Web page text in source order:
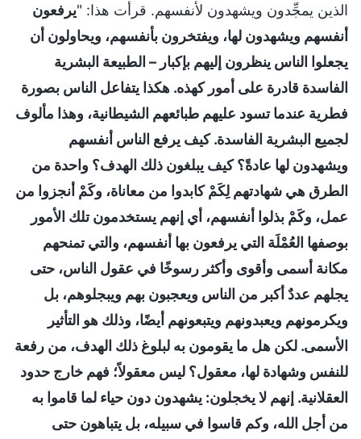
الذين يمجِّدون ويشهدون لأنفسهم. قرأت هذا: "يرفعون
أنفسهم ويشهدون لها، ويفتخرون بأنفسهم، ويحاولون أن
يجعلوا الناس ينظرون إليهم بإكبار – الطبيعة البشرية
الفاسدة قادرة على أمور كهذه. هكذا يتفاعل الناس بصورة
فطرية عندما تسود عليهم طبائعهم الشيطانية، وهذا مألوف
لجميع البشرية الفاسدة. كيف يرفع الناس أنفسهم
ويشهدون لها عادةً؟ كيف يبلغون ذلك الهدف؟ واحدة من
الطرق هي شهادتهم لِكَمْ كابدوا من معاناة، وكَمْ أنجزوا من
عمل، وكَمْ بذلوا أنفسهم، أي إنهم يستخدمون تلك الأمور
بوصفها العُمْلَة التي يرفعون بها أنفسهم، والتي تمنحهم
مكانة أسمى وأقوى وأكثر رسوخًا في عقول الناس، حتى
يجلهم عددٌ أكبر من الناس ويعجبون بهم ويبجلوهم، بل
ويكرمونهم ويعبدونهم ويتبعونهم أيضًا، وذلك هو التأثير
الأسمى. لكن هل ما يقومون به لبلوغ ذلك الهدف، من رفعة
للنفس وشهادة لها، معقول؟ ليس معقولاً؛ فهم خارج حدود
العقلانية. إنهم لا يخجلون: يشهدون دون حياء لما قاموا به
من أجل الله، وكم قاسوا في سبيله، بل يتباهون حتى